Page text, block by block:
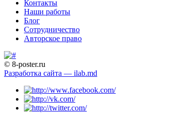
Контакты
Наши работы
Блог
Сотрудничество
Авторское право
© 8-poster.ru
Разработка сайта — ilab.md